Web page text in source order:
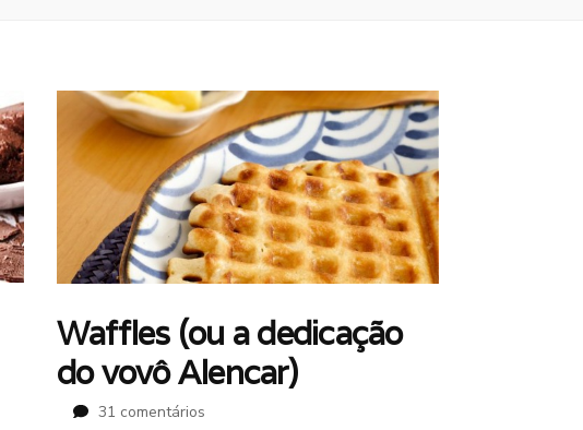
Waffles (ou a dedicação
do vovô Alencar)
31 comentáriosem